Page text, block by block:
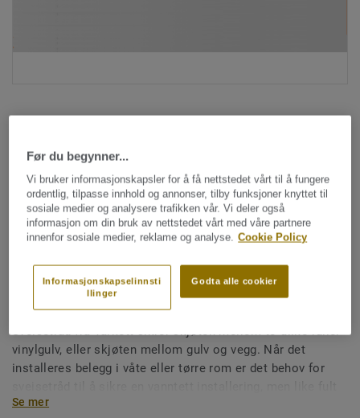
Hele kolleksjonen (1477)
Sveisetråd
Sveisetråd for vinylgulv -
Unicoloured ORANGE 0792
Sveisetråd fra Tarkett sikrer skjøten mellom to ulike ruller
vinylgulv, eller skjøten mellom gulv og vegg. Når det
installeres belegg i våte eller tørre rom er det behov for
for å sikre en god installering på store flater i offentlig
Se mer
Før du begynner...
Vi bruker informasjonskapsler for å få nettstedet vårt til å fungere
ordentlig, tilpasse innhold og annonser, tilby funksjoner knyttet til
sosiale medier og analysere trafikken vår. Vi deler også
informasjon om din bruk av nettstedet vårt med våre partnere
innenfor sosiale medier, reklame og analyse. Cookie Policy
Godta alle cookier
Informasjonskapselinnsti
llinger